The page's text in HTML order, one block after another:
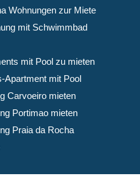
Wohnungen zur Miete
mit Schwimmbad
mit Pool zu mieten
Apartment mit Pool
Carvoeiro mieten
Portimao mieten
Praia da Rocha